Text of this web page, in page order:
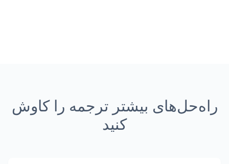
راه‌حل‌های بیشتر ترجمه را کاوش
کنید